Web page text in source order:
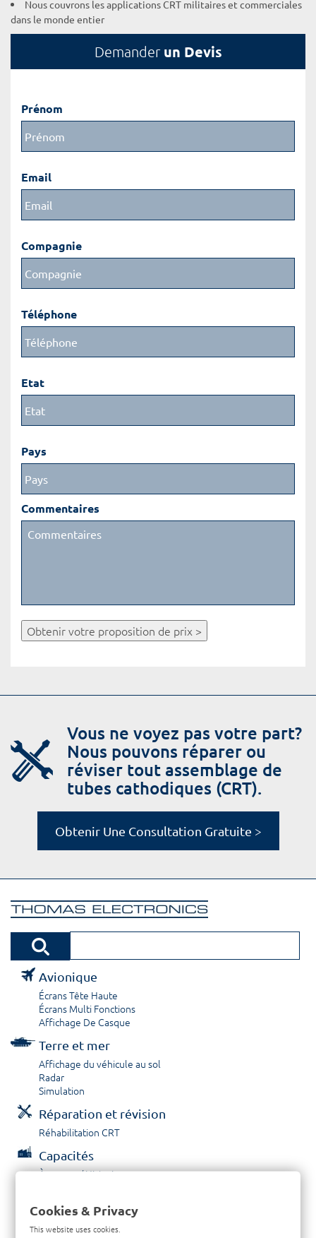
Nous couvrons les applications CRT militaires et commerciales
dans le monde entier
Demander un Devis
Prénom
Email
Compagnie
Téléphone
Etat
Pays
Commentaires
Obtenir votre proposition de prix >
Vous ne voyez pas votre part?
Nous pouvons réparer ou
réviser tout assemblage de
tubes cathodiques (CRT).
Obtenir Une Consultation Gratuite >
Avionique
Écrans Tête Haute
Écrans Multi Fonctions
Affichage De Casque
Terre et mer
Affichage du véhicule au sol
Radar
Simulation
Réparation et révision
Réhabilitation CRT
Capacités
À propos / Historique
Contactez nous
Cookies & Privacy
This website uses cookies.